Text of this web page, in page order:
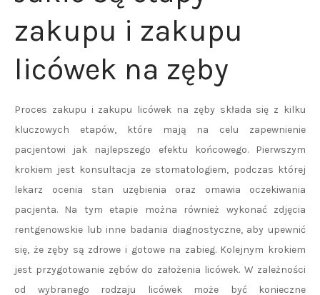
zakupu i zakupu
licówek na zęby
Proces zakupu i zakupu licówek na zęby składa się z kilku
kluczowych etapów, które mają na celu zapewnienie
pacjentowi jak najlepszego efektu końcowego. Pierwszym
krokiem jest konsultacja ze stomatologiem, podczas której
lekarz ocenia stan uzębienia oraz omawia oczekiwania
pacjenta. Na tym etapie można również wykonać zdjęcia
rentgenowskie lub inne badania diagnostyczne, aby upewnić
się, że zęby są zdrowe i gotowe na zabieg. Kolejnym krokiem
jest przygotowanie zębów do założenia licówek. W zależności
od wybranego rodzaju licówek może być konieczne